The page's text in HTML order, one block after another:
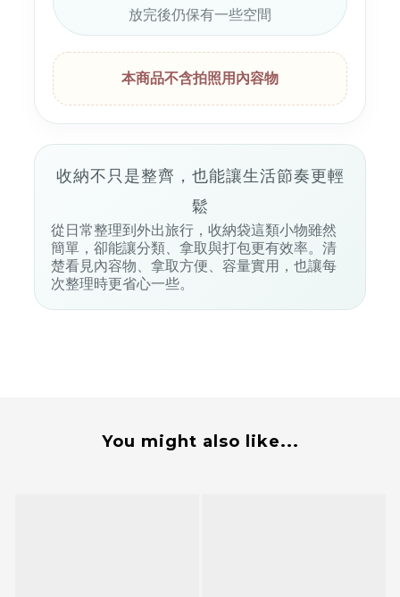
放完後仍保有一些空間
本商品不含拍照用內容物
收納不只是整齊，也能讓生活節奏更輕
鬆
從日常整理到外出旅行，收納袋這類小物雖然
簡單，卻能讓分類、拿取與打包更有效率。清
楚看見內容物、拿取方便、容量實用，也讓每
次整理時更省心一些。
You might also like...